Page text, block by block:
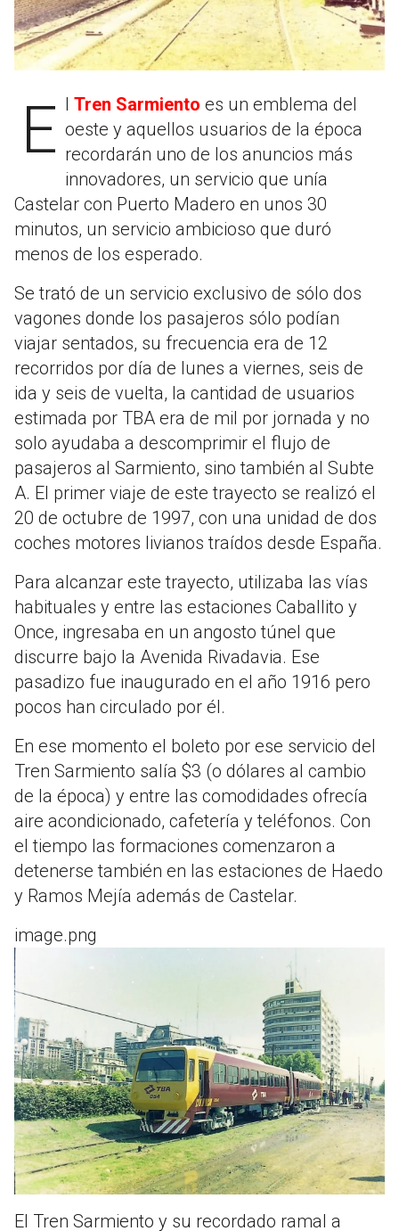
El Tren Sarmiento es un emblema del
oeste y aquellos usuarios de la época
recordarán uno de los anuncios más
innovadores, un servicio que unía
Castelar con Puerto Madero en unos 30
minutos, un servicio ambicioso que duró
menos de los esperado.
Se trató de un servicio exclusivo de sólo dos
vagones donde los pasajeros sólo podían
viajar sentados, su frecuencia era de 12
recorridos por día de lunes a viernes, seis de
ida y seis de vuelta, la cantidad de usuarios
estimada por TBA era de mil por jornada y no
solo ayudaba a descomprimir el flujo de
pasajeros al Sarmiento, sino también al Subte
A. El primer viaje de este trayecto se realizó el
20 de octubre de 1997, con una unidad de dos
coches motores livianos traídos desde España.
Para alcanzar este trayecto, utilizaba las vías
habituales y entre las estaciones Caballito y
Once, ingresaba en un angosto túnel que
discurre bajo la Avenida Rivadavia. Ese
pasadizo fue inaugurado en el año 1916 pero
pocos han circulado por él.
En ese momento el boleto por ese servicio del
Tren Sarmiento salía $3 (o dólares al cambio
de la época) y entre las comodidades ofrecía
aire acondicionado, cafetería y teléfonos. Con
el tiempo las formaciones comenzaron a
detenerse también en las estaciones de Haedo
y Ramos Mejía además de Castelar.
image.png
El Tren Sarmiento y su recordado ramal a